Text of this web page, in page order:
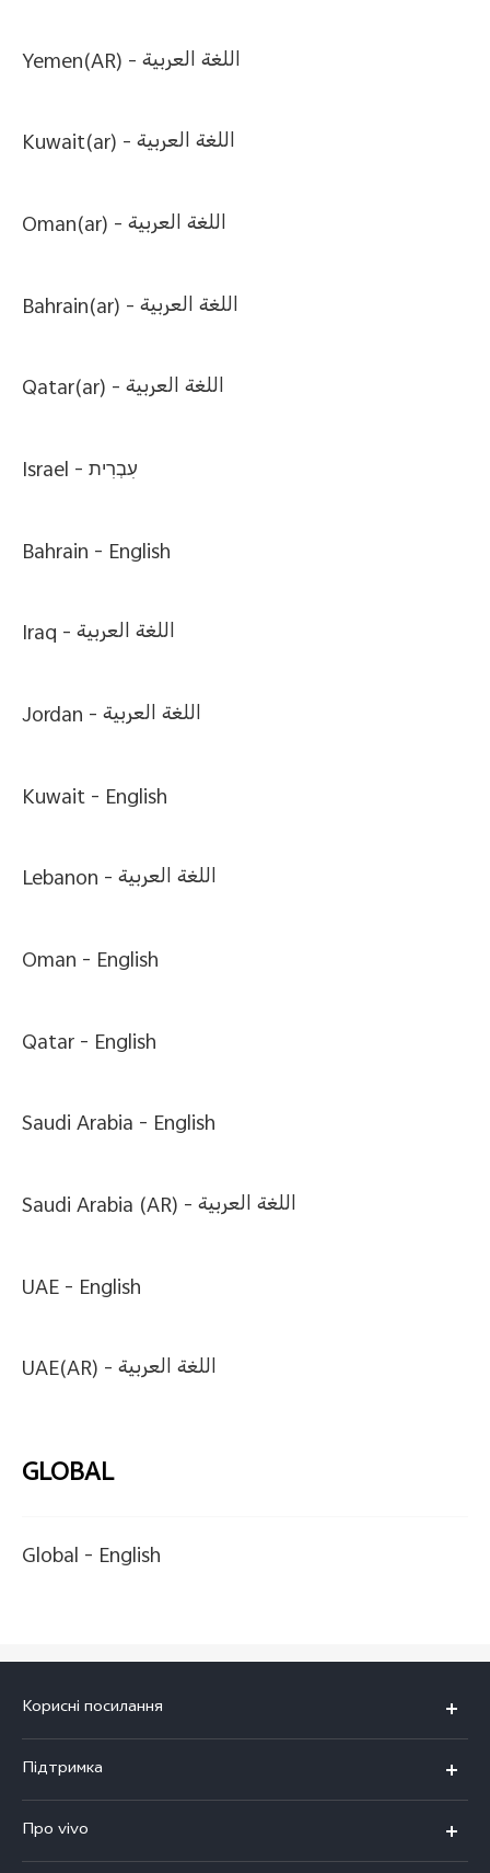
Yemen(AR) -اللغة العربية
Kuwait(ar) -اللغة العربية
Oman(ar) -اللغة العربية
Bahrain(ar) -اللغة العربية
Qatar(ar) -اللغة العربية
Israel -עִבְרִית
Bahrain - English
Iraq -اللغة العربية
Jordan -اللغة العربية
Kuwait - English
Lebanon -اللغة العربية
Oman - English
Qatar - English
Saudi Arabia - English
Saudi Arabia (AR) -اللغة العربية
UAE - English
UAE(AR) -اللغة العربية
GLOBAL
Global - English
Корисні посилання
V23e
Y36
Підтримка
Сервісний центр
Про vivo